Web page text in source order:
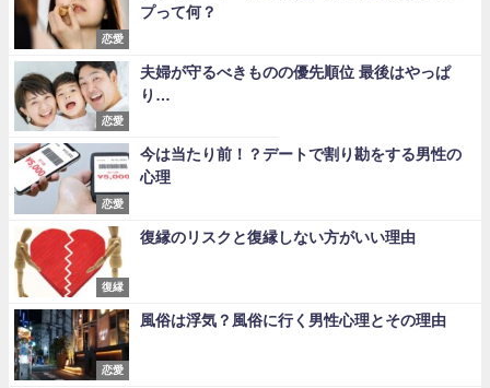
恋愛
プって何？
恋愛
夫婦が守るべきものの優先順位 最後はやっぱ
り…
恋愛
今は当たり前！？デートで割り勘をする男性の
心理
復縁
復縁のリスクと復縁しない方がいい理由
恋愛
風俗は浮気？風俗に行く男性心理とその理由